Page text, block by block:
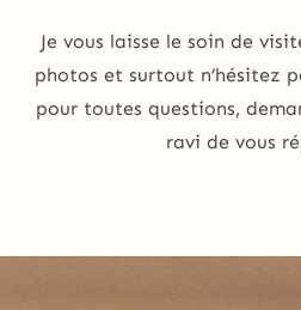
Je vous laisse le soin de
photos et surtout n’hésitez
pour toutes questions,
ravi de vous